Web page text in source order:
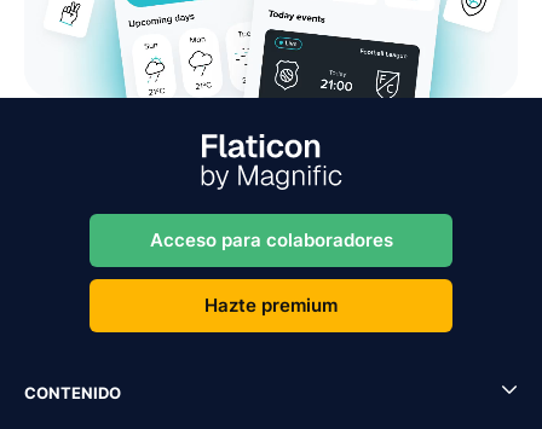
Acceso para colaboradores
Hazte premium
CONTENIDO